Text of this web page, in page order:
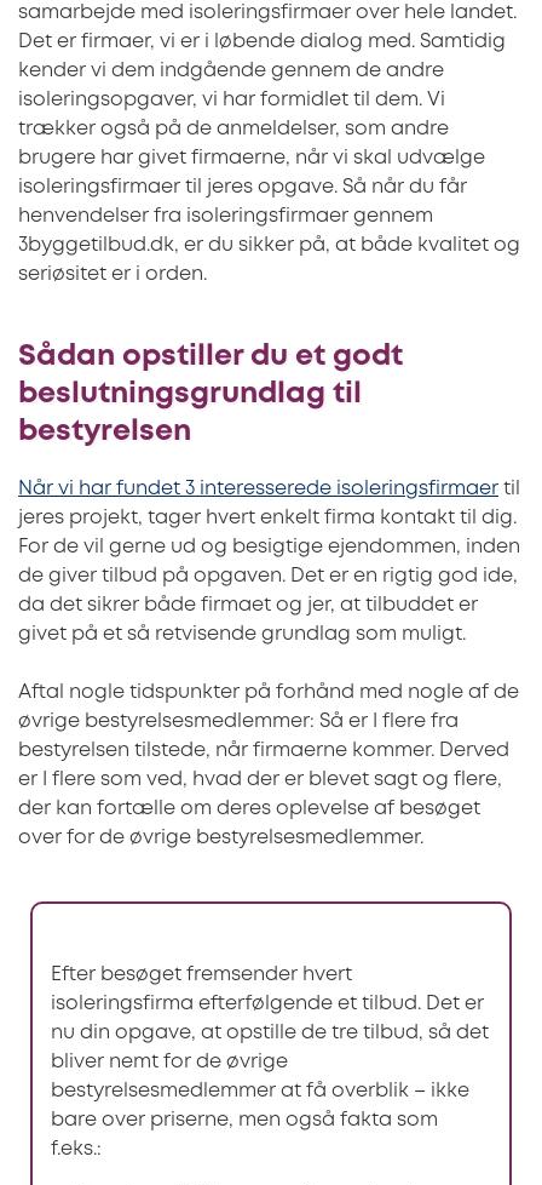
samarbejde med isoleringsfirmaer over hele landet.
Det er firmaer, vi er i løbende dialog med. Samtidig
kender vi dem indgående gennem de andre
isoleringsopgaver, vi har formidlet til dem. Vi
trækker også på de anmeldelser, som andre
brugere har givet firmaerne, når vi skal udvælge
isoleringsfirmaer til jeres opgave. Så når du får
henvendelser fra isoleringsfirmaer gennem
3byggetilbud.dk, er du sikker på, at både kvalitet og
seriøsitet er i orden.
Sådan opstiller du et godt
beslutningsgrundlag til
bestyrelsen
Når vi har fundet 3 interesserede isoleringsfirmaer til
jeres projekt, tager hvert enkelt firma kontakt til dig.
For de vil gerne ud og besigtige ejendommen, inden
de giver tilbud på opgaven. Det er en rigtig god ide,
da det sikrer både firmaet og jer, at tilbuddet er
givet på et så retvisende grundlag som muligt.
Aftal nogle tidspunkter på forhånd med nogle af de
øvrige bestyrelsesmedlemmer: Så er I flere fra
bestyrelsen tilstede, når firmaerne kommer. Derved
er I flere som ved, hvad der er blevet sagt og flere,
der kan fortælle om deres oplevelse af besøget
over for de øvrige bestyrelsesmedlemmer.
Efter besøget fremsender hvert
isoleringsfirma efterfølgende et tilbud. Det er
nu din opgave, at opstille de tre tilbud, så det
bliver nemt for de øvrige
bestyrelsesmedlemmer at få overblik – ikke
bare over priserne, men også fakta som
f.eks.: